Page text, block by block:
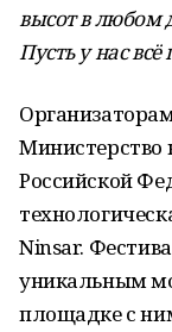
высот в любом
Пусть у нас
Министерство
Российской
Ninsar.
уникальным
площадке с